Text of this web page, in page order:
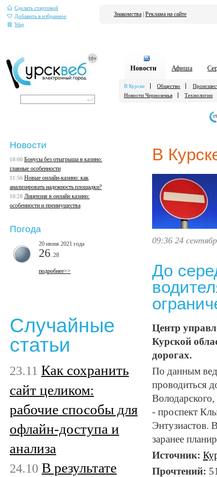
Сделать стартовой
Добавить в избранное
Wap
Знакомства Реклама на сайте
Новости Афиша
В Курске Общество
Новости Черноземья
Технологии
В
09:36 24
До
Центр
Курской
дорогах.
По данным
проводиться
- проспект
Энтузиастов.
заранее
Источник:
Прочтений:
Новости
18:00 Бонусы без отыгрыша в казино:
главные особенности
11:56 Новые онлайн-казино: как
анализировать надежность площадки?
10:28 Лицензия в онлайн казино:
особенности и преимущества
Погода
20 июня 2021 года
26 ..28
подробнее>>
Случайные
статьи
23.11 Как сохранить
сайт целиком:
рабочие способы для
офлайн-доступа и
анализа
24.10 В результате